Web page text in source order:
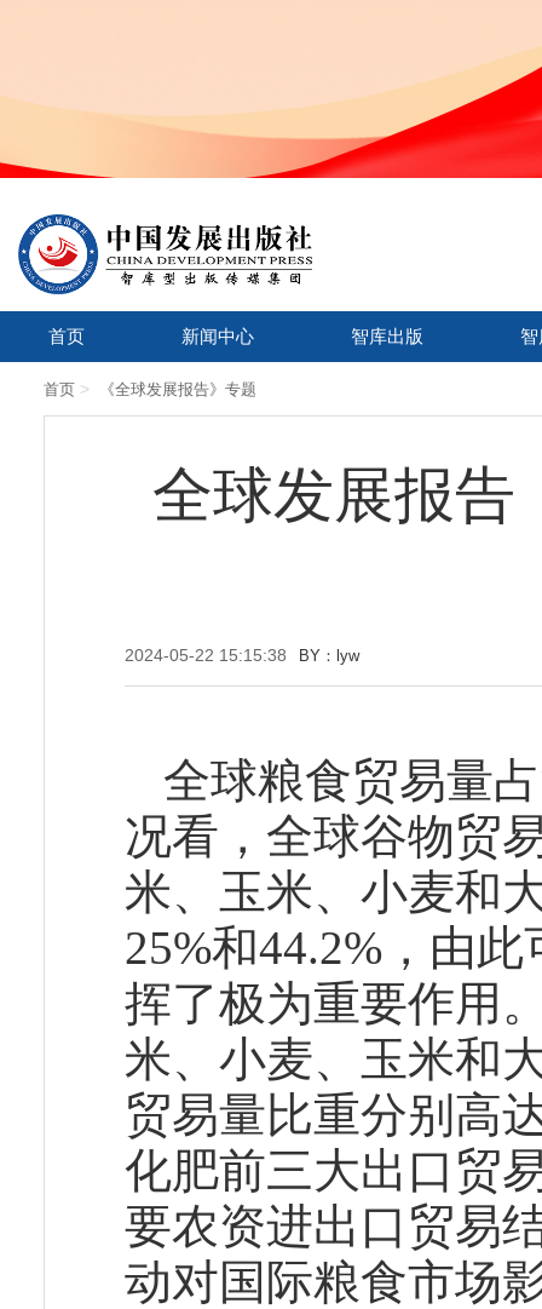
首页 新闻中心 智库出版
首页 > 《全球发展报告》专题
全球发展报告
2024-05-22 15:15:38 BY：lyw
全球粮食贸易量
况看，全球谷物贸
米、玉米、小麦和
25%和44.2%，由
挥了极为重要作用
米、小麦、玉米和
贸易量比重分别高
化肥前三大出口贸
要农资进出口贸易
动对国际粮食市场